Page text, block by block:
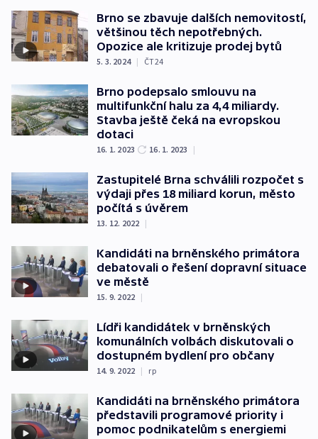
Brno se zbavuje dalších nemovitostí,
většinou těch nepotřebných.
Opozice ale kritizuje prodej bytů
5. 3. 2024 | ČT24
Brno podepsalo smlouvu na
multifunkční halu za 4,4 miliardy.
Stavba ještě čeká na evropskou
dotaci
16. 1. 2023 16. 1. 2023 |
Zastupitelé Brna schválili rozpočet s
výdaji přes 18 miliard korun, město
počítá s úvěrem
13. 12. 2022 |
Kandidáti na brněnského primátora
debatovali o řešení dopravní situace
ve městě
15. 9. 2022 |
Lídři kandidátek v brněnských
komunálních volbách diskutovali o
dostupném bydlení pro občany
14. 9. 2022 | rp
Kandidáti na brněnského primátora
představili programové priority i
pomoc podnikatelům s energiemi